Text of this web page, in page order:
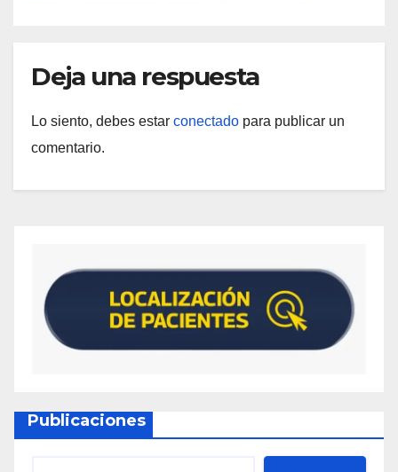
Deja una respuesta
Lo siento, debes estar conectado para publicar un
comentario.
Publicaciones